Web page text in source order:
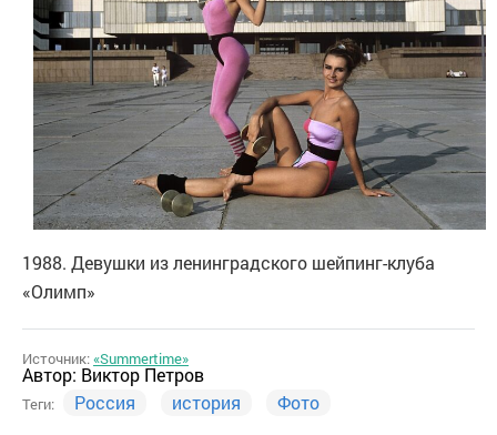
1988. Девушки из ленинградского шейпинг-клуба
«Олимп»
Источник:«Summertime»
Автор: Виктор Петров
Теги: Россия история Фото